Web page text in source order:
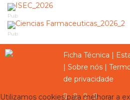
Pub
Pub
Ficha Técnica |
| Sobre nós |
de privacidade
Utilizamos cookies para melhorar a